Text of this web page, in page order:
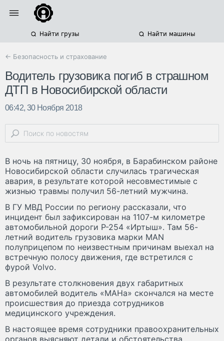
Найти грузы Найти машины
← Безопасность и страхование
Водитель грузовика погиб в страшном
ДТП в Новосибирской области
06:42, 30 Ноября 2018
В ночь на пятницу, 30 ноября, в Барабинском районе
Новосибирской области случилась трагическая
авария, в результате которой несовместимые с
жизнью травмы получил 56-летний мужчина.
В ГУ МВД России по региону рассказали, что
инцидент был зафиксирован на 1107-м километре
автомобильной дороги Р-254 «Иртыш». Там 56-
летний водитель грузовика марки MAN
полуприцепом по неизвестным причинам выехал на
встречную полосу движения, где встретился с
фурой Volvo.
В результате столкновения двух габаритных
автомобилей водитель «МАНа» скончался на месте
происшествия до приезда сотрудников
медицинского учреждения.
В настоящее время сотрудники правоохранительных